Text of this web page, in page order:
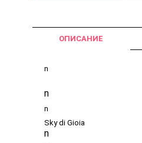
ОПИСАНИЕ
n
n
n
Sky di Gioia
n